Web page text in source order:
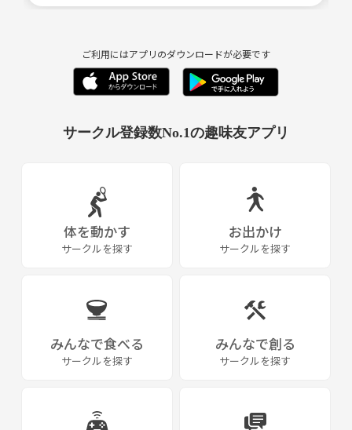
ご利用にはアプリのダウンロードが必要です
サークル登録数No.1の趣味友アプリ
体を動かす
サークルを探す
お出かけ
サークルを探す
みんなで食べる
サークルを探す
みんなで創る
サークルを探す